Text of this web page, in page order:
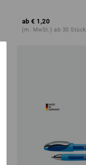
ab € 1,20
(m. MwSt.) ab 30 Stück